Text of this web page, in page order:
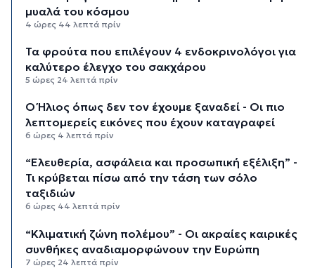
μυαλά του κόσμου
4 ώρες 44 λεπτά πρίν
Τα φρούτα που επιλέγουν 4 ενδοκρινολόγοι για
καλύτερο έλεγχο του σακχάρου
5 ώρες 24 λεπτά πρίν
Ο Ήλιος όπως δεν τον έχουμε ξαναδεί - Οι πιο
λεπτομερείς εικόνες που έχουν καταγραφεί
6 ώρες 4 λεπτά πρίν
“Ελευθερία, ασφάλεια και προσωπική εξέλιξη” -
Τι κρύβεται πίσω από την τάση των σόλο
ταξιδιών
6 ώρες 44 λεπτά πρίν
“Κλιματική ζώνη πολέμου” - Οι ακραίες καιρικές
συνθήκες αναδιαμορφώνουν την Ευρώπη
7 ώρες 24 λεπτά πρίν